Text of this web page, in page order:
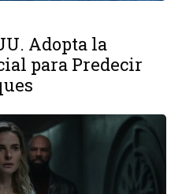
Adopta la
para Predecir